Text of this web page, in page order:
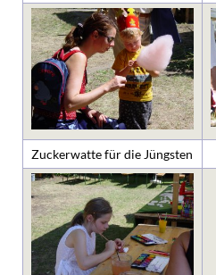
Zuckerwatte für die Jüngsten